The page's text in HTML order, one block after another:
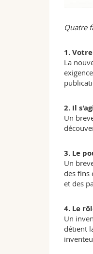
Quatre
1.
La
2. Il
Un
3. Le
Un
des fins
et des
4. Le
Un
détient